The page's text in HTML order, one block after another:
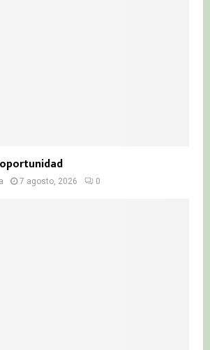
oportunidad
7 agosto, 2026 0